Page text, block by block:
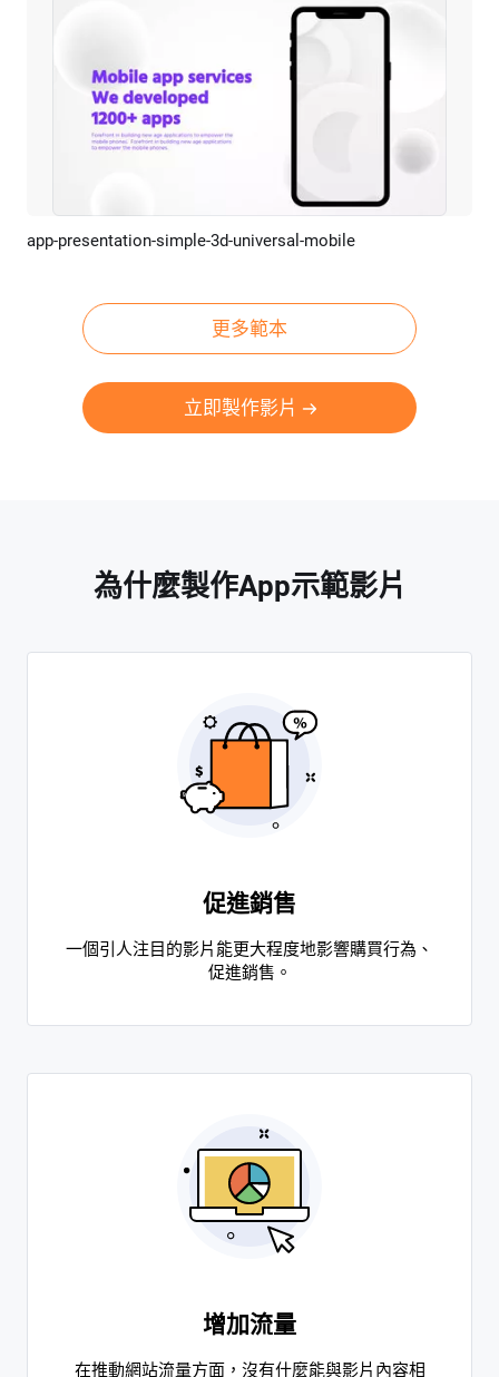
預覽 AI剪同款
app-presentation-simple-3d-universal-mobile
更多範本
立即製作影片
為什麼製作App示範影片
促進銷售
一個引人注目的影片能更大程度地影響購買行為、
促進銷售。
增加流量
在推動網站流量方面，沒有什麼能與影片內容相